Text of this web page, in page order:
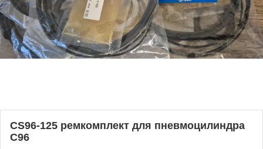
CS96-125 ремкомплект для пневмоцилиндра
C96